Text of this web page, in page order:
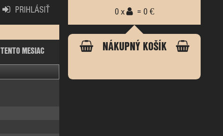
PRIHLÁSIŤ
TENTO MESIAC
0 x = 0 €
NÁKUPNÝ KOŠÍK